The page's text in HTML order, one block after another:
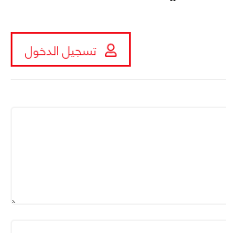
تسجيل الدخول